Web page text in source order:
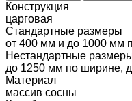
Конструкция
царговая
Стандартные размеры
от 400 мм и до 1000 мм
Нестандартные
до 1250 мм по ширине,
Материал
массив сосны